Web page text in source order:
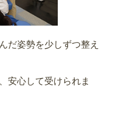
だ姿勢を少しずつ整え
安心して受けられま